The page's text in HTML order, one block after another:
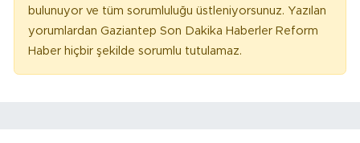
bulunuyor ve tüm sorumluluğu üstleniyorsunuz. Yazılan
yorumlardan Gaziantep Son Dakika Haberler Reform
Haber hiçbir şekilde sorumlu tutulamaz.